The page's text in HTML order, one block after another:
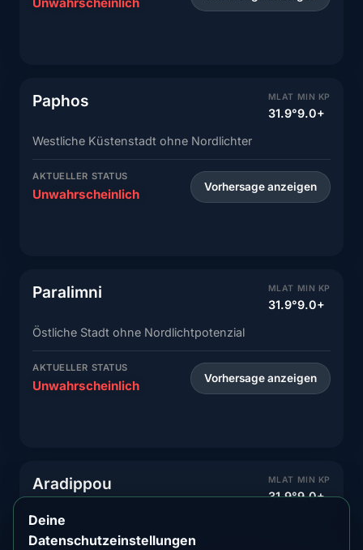
Unwahrscheinlich
Paphos MLAT
31.9°
MIN KP
9.0+
Westliche Küstenstadt ohne Nordlichter
AKTUELLER STATUS
Unwahrscheinlich Vorhersage anzeigen
Paralimni MLAT
31.9°
MIN KP
9.0+
Östliche Stadt ohne Nordlichtpotenzial
AKTUELLER STATUS
Unwahrscheinlich Vorhersage anzeigen
Aradippou MLAT
31.9°
MIN KP
9.0+
Zentrale Stadt nahe Larnaka ohne Nordlichter
Deine
Datenschutzeinstellungen